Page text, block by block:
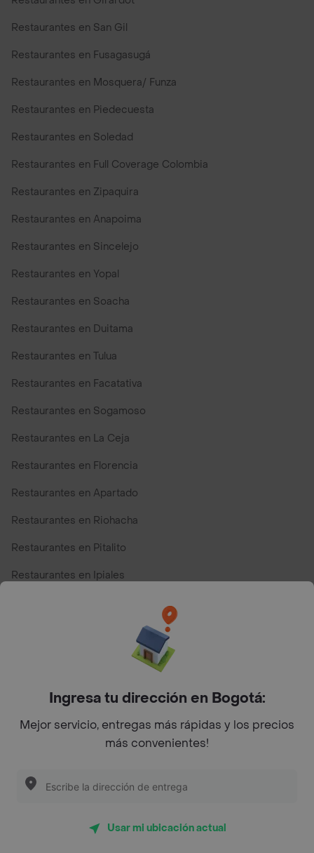
Restaurantes en San Gil
Restaurantes en Fusagasugá
Restaurantes en Mosquera/ Funza
Restaurantes en Piedecuesta
Restaurantes en Soledad
Restaurantes en Full Coverage Colombia
Restaurantes en Zipaquira
Restaurantes en Anapoima
Restaurantes en Sincelejo
Restaurantes en Yopal
Restaurantes en Soacha
Restaurantes en Duitama
Restaurantes en Tulua
Restaurantes en Facatativa
Restaurantes en Sogamoso
Restaurantes en La Ceja
Restaurantes en Florencia
Restaurantes en Apartado
Restaurantes en Riohacha
Restaurantes en Pitalito
Restaurantes en Ipiales
Top Marcas y Cadenas de Restaurantes
Encuéntranos en estos países
App Store Google play
Restaurantes cerca de mi para pedir Comida a Domicilio -
Ingresa tu dirección en Bogotá:
Mejor servicio, entregas más rápidas y los precios
más convenientes!
Usar mi ubicación actual